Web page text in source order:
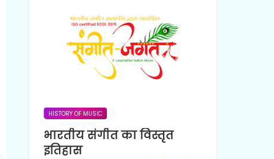
HISTORY OF MUSIC
भारतीय संगीत का विस्तृत
इतिहास